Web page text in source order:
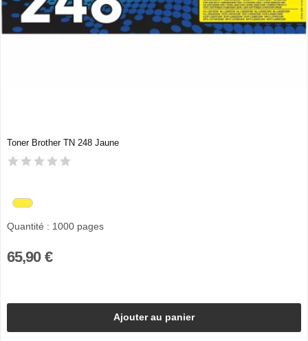
Toner Brother TN 248 Jaune
Quantité : 1000 pages
65,90 €
Ajouter au panier